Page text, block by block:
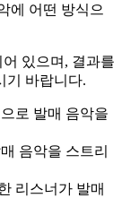
에 어떤 방식으
있으며, 결과를
기 바랍니다.
로 발매 음악을
음악을 스트리
리스너가 발매